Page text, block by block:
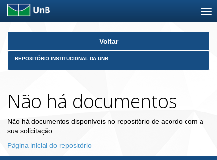
Skip
Voltar
REPOSITÓRIO INSTITUCIONAL DA UNB
Não há documentos
Não há documentos disponíveis no repositório de acordo com a
sua solicitação.
Página inicial do repositório